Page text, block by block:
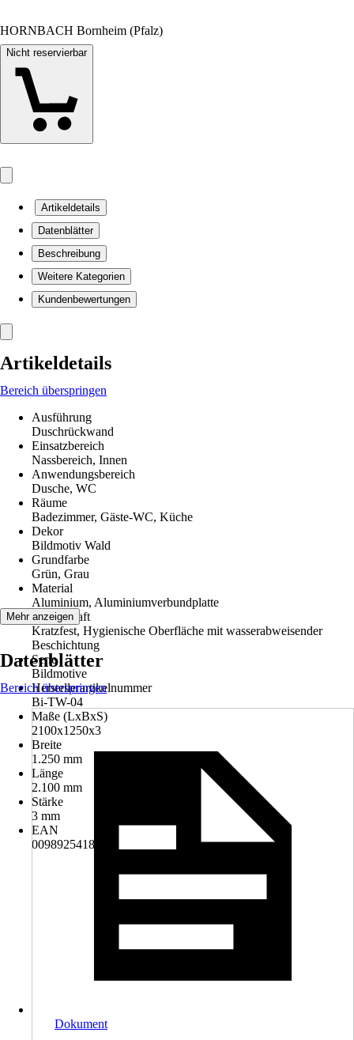
HORNBACH Bornheim (Pfalz)
Nicht reservierbar
Artikeldetails
Datenblätter
Beschreibung
Weitere Kategorien
Kundenbewertungen
Artikeldetails
Bereich überspringen
Ausführung
Duschrückwand
Einsatzbereich
Nassbereich, Innen
Anwendungsbereich
Dusche, WC
Räume
Badezimmer, Gäste-WC, Küche
Dekor
Bildmotiv Wald
Grundfarbe
Grün, Grau
Material
Aluminium, Aluminiumverbundplatte
Eigenschaft
Kratzfest, Hygienische Oberfläche mit wasserabweisender
Beschichtung
Serie
Bildmotive
Herstellerartikelnummer
Bi-TW-04
Maße (LxBxS)
2100x1250x3
Breite
1.250 mm
Länge
2.100 mm
Stärke
3 mm
EAN
0098925418734
Mehr anzeigen
Datenblätter
Bereich überspringen
Dokument